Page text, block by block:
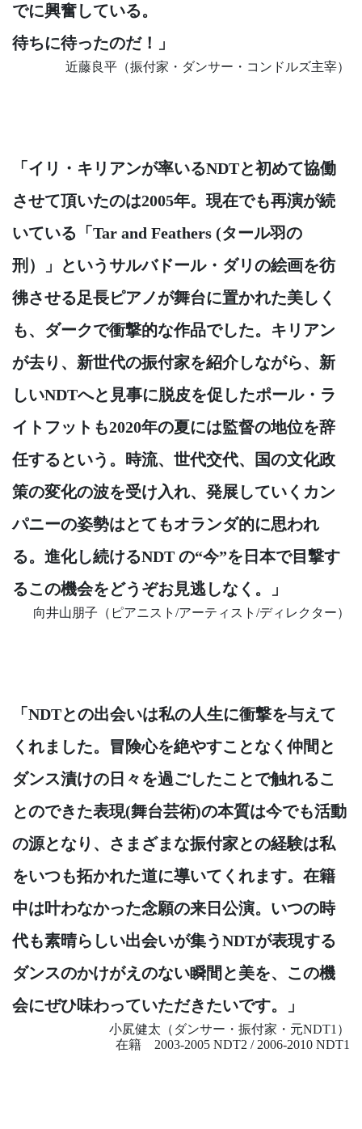
でに興奮している。
待ちに待ったのだ！」
近藤良平（振付家・ダンサー・コンドルズ主宰）
「イリ・キリアンが率いるNDTと初めて協働
させて頂いたのは2005年。現在でも再演が続
いている「Tar and Feathers (タール羽の
刑）」というサルバドール・ダリの絵画を彷
彿させる足長ピアノが舞台に置かれた美しく
も、ダークで衝撃的な作品でした。キリアン
が去り、新世代の振付家を紹介しながら、新
しいNDTへと見事に脱皮を促したポール・ラ
イトフットも2020年の夏には監督の地位を辞
任するという。時流、世代交代、国の文化政
策の変化の波を受け入れ、発展していくカン
パニーの姿勢はとてもオランダ的に思われ
る。進化し続けるNDT の“今”を日本で目撃す
るこの機会をどうぞお見逃しなく。」
向井山朋子（ピアニスト/アーティスト/ディレクター）
「NDTとの出会いは私の人生に衝撃を与えて
くれました。冒険心を絶やすことなく仲間と
ダンス漬けの日々を過ごしたことで触れるこ
とのできた表現(舞台芸術)の本質は今でも活動
の源となり、さまざまな振付家との経験は私
をいつも拓かれた道に導いてくれます。在籍
中は叶わなかった念願の来日公演。いつの時
代も素晴らしい出会いが集うNDTが表現する
ダンスのかけがえのない瞬間と美を、この機
会にぜひ味わっていただきたいです。」
小㞍健太（ダンサー・振付家・元NDT1）
在籍 2003-2005 NDT2 / 2006-2010 NDT1